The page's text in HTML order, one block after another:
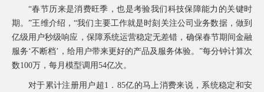
“春节历来是消费旺季，也是考验我们科技保障能力的关键时
期。”王维介绍，“我们主要工作就是时刻关注公司业务数据，做到
亿级用户秒级响应，保障系统运营稳定无差错，确保春节期间金融
服务‘不断档’，给用户带来更好的产品及服务体验。”每分钟计算次
数100万，每月模型调用54亿次。
对于累计注册用户超1．85亿的马上消费来说，系统稳定和安